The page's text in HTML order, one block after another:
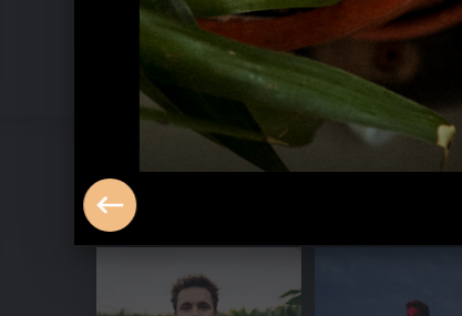
Pressebilder 2020